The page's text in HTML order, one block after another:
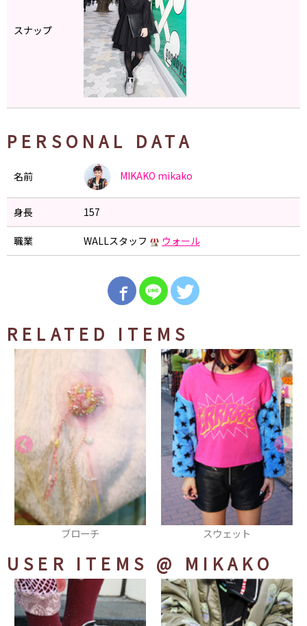
スナップ
PERSONAL DATA
名前 MIKAKO mikako
身長 157
職業 WALLスタッフ ウォール
RELATED ITEMS
スウェット ヘアピン
USER ITEMS @ MIKAKO